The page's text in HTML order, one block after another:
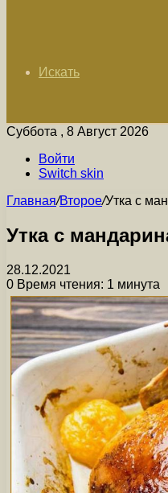
Искать
Суббота , 8 Август 2026
Войти
Switch skin
Главная/Второе/Утка с
Утка с
28.12.2021
0 Время чтения: 1 минута